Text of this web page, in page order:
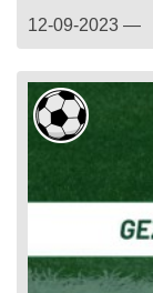
12-09-2023 —